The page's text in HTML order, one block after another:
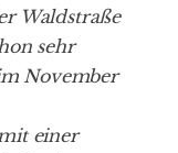
Waldstraße
sehr
November
einer